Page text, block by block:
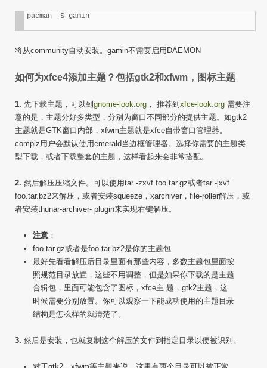
将从community自动安装。gamin不需要启用DAEMON
如何为xfce4添加主题？包括gtk2和xfwm，图标主题
1. 先下载主题，可以到 gnome-look.org ， 推荐到 xfce-look.org 需要注
意的是，主题分好多类型，分别为窗口不同部分的提供主题。如gtk2
主题就是GTK窗口内部，xfwm主题就是xfce自带窗口管理器。
compiz用户会默认使用emerald当边框管理器。选择你需要的主题类
型下载，或者下载整套的主题，这样看起来会非常搭配。
2. 然后解压压缩文件。可以使用tar -zxvf foo.tar.gz或者tar -jxvf
foo.tar.bz2来解压，或者安装squeeze，xarchiver，file-roller解压，或
者安装thunar-archiver- plugin来实现右键解压。
注意 ：
foo.tar.gz或者是foo.tar.bz2是你的主题包
最好先看看解压后目录里面有那些内容，多数主题包里面按
照规范目录放置，这些不用调整，但是如果你下载的是主题
合辑包，里面可能包含了图标，xfce主 题，gtk2主题，这
时候需要分别放置。你可以观察一下能成功使用的主题目录
结构是怎么样的就清楚了。
3. 然后是安装，也就复制这个解压的文件到指定目录以便被识别。